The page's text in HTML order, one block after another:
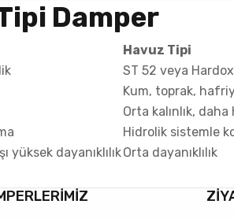
Damper
Havuz Tipi
ST 52 veya
Kum, toprak,
Orta kalınlık,
Hidrolik sistemle
yüksek dayanıklılıkOrta dayanıklılık